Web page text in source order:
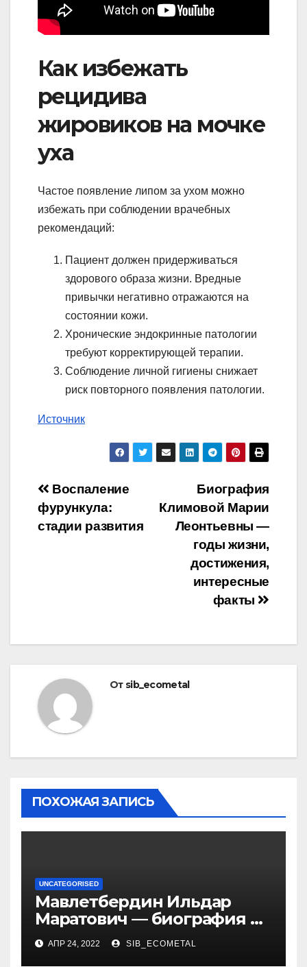
Как избежать
рецидива
жировиков на мочке
уха
Частое появление липом за ухом можно
избежать при соблюдении врачебных
рекомендаций:
Пациент должен придерживаться
здорового образа жизни. Вредные
привычки негативно отражаются на
состоянии кожи.
Хронические эндокринные патологии
требуют корректирующей терапии.
Соблюдение личной гигиены снижает
риск повторного появления патологии.
Источник
Навигация
по
Биография
Климовой Марии
Леонтьевны —
годы жизни,
достижения,
интересные
факты
Воспаление
фурункула:
стадии развития
От sib_ecometal
ПОХОЖАЯ ЗАПИСЬ
UNCATEGORISED
Мавлетбердин Ильдар
Маратович — биография и
достижения талантливого
российского политика и
АПР 24, 2022 SIB_ECOMETAL